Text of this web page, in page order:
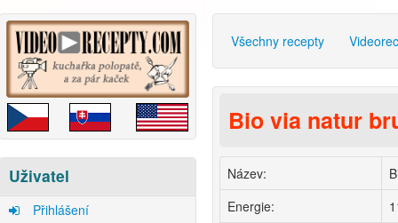
Uživatel
Přihlášení
Všechny recepty
Bio via natur
Název:
Energie: